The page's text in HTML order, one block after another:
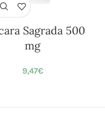
Sagrada 500
mg
9,47€